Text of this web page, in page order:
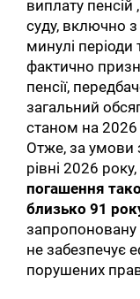
виплату
суду, включно
минулі
фактично
пенсії,
загальний
станом на
Отже, за умови
рівні 2026 року,
погашення
близько91
запропоновану
не забезпечує
порушених